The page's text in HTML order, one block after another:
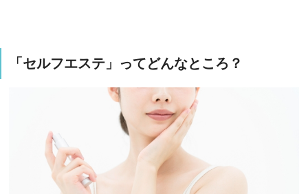
「セルフエステ」ってどんなところ？